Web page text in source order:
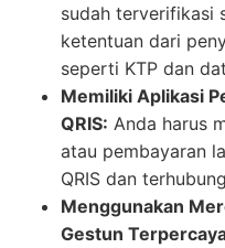
sudah terverifikasi
ketentuan dari
seperti KTP dan
Memiliki Aplikasi
QRIS: Anda harus
atau pembayaran
QRIS dan
Menggunakan
Gestun